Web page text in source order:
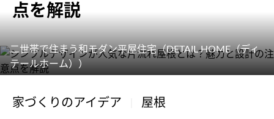
点を解説
二世帯で住まう和モダン平屋住宅（DETAIL HOME（ディ
テールホーム））
家づくりのアイデア 屋根